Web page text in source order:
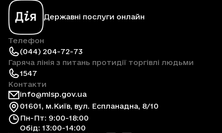
Державні послуги онлайн
Телефон
(044) 204-72-73
Гаряча лінія з питань протидії торгівлі людьми
1547
Контакти
info@mlsp.gov.ua
01601, м.Київ, вул. Еспланадна, 8/10
Пн-Пт: 9:00-18:00
Обід: 13:00-14:00